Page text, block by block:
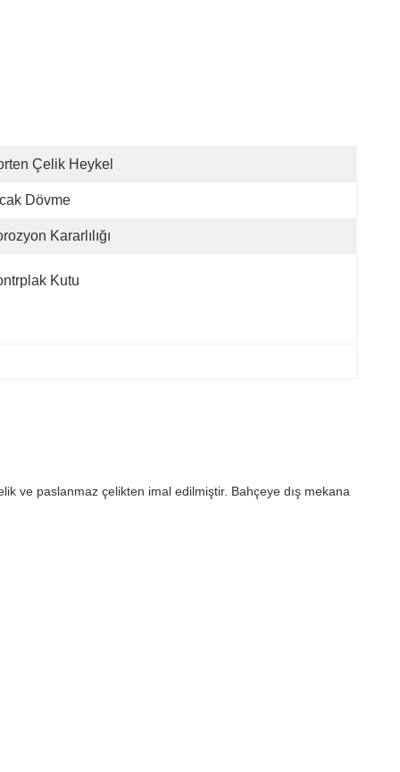
Çelik Heykel
Dövme
Kararlılığı
Kutu
ve paslanmaz çelikten imal edilmiştir. Bahçeye dış mekana